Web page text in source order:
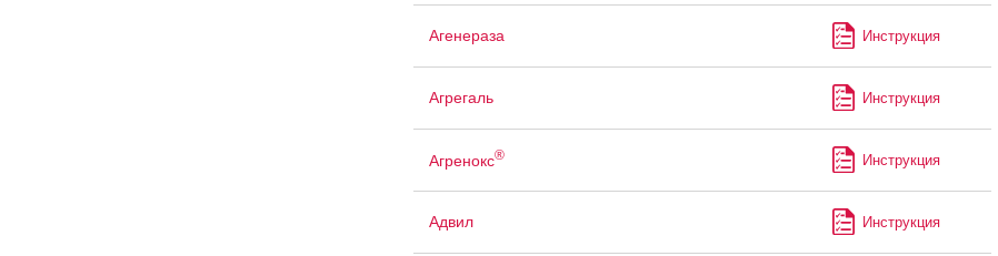
Агенераза Инструкция
Агрегаль Инструкция
Агренокс® Инструкция
Адвил Инструкция